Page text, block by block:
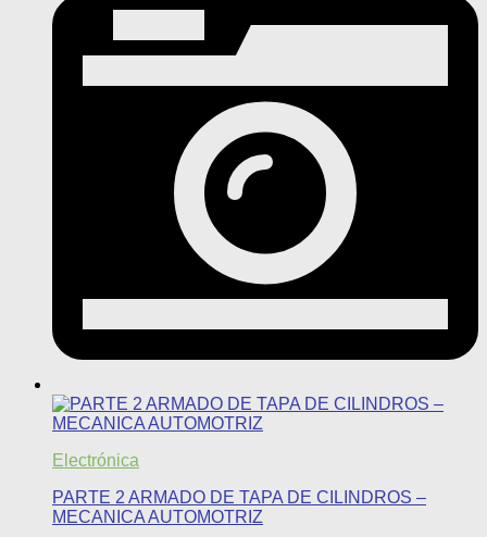
Electrónica
PARTE 2 ARMADO DE TAPA DE CILINDROS –
MECANICA AUTOMOTRIZ